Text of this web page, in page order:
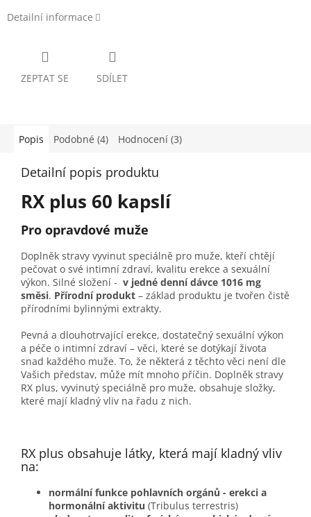
Detailní informace
ZEPTAT SE SDÍLET
Popis Podobné (4) Hodnocení (3)
Detailní popis produktu
RX plus 60 kapslí
Pro opravdové muže
Doplněk stravy vyvinut speciálně pro muže, kteří chtějí
pečovat o své intimní zdraví, kvalitu erekce a sexuální
výkon. Silné složení - v jedné denní dávce 1016 mg
směsi. Přírodní produkt – základ produktu je tvořen čistě
přírodními bylinnými extrakty.
Pevná a dlouhotrvající erekce, dostatečný sexuální výkon
a péče o intimní zdraví – věci, které se dotýkají života
snad každého muže. To, že některá z těchto věci není dle
Vašich představ, může mít mnoho příčin. Doplněk stravy
RX plus, vyvinutý speciálně pro muže, obsahuje složky,
které mají kladný vliv na řadu z nich.
RX plus obsahuje látky, která mají kladný vliv
na:
normální funkce pohlavních orgánů - erekci a
hormonální aktivitu (Tribulus terrestris)